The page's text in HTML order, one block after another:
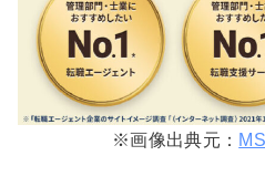
※画像出典元：